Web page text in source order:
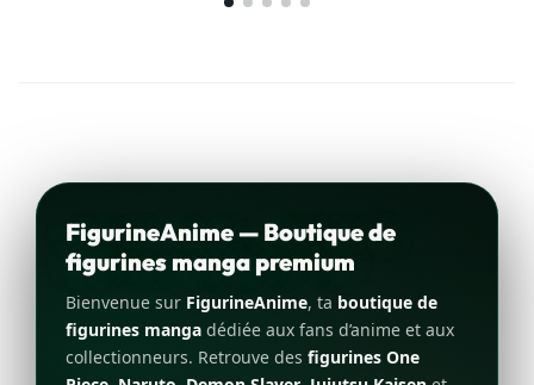
FigurineAnime — Boutique de
figurines manga premium
Bienvenue sur FigurineAnime, ta boutique de
figurines manga dédiée aux fans d’anime et aux
collectionneurs. Retrouve des figurines One